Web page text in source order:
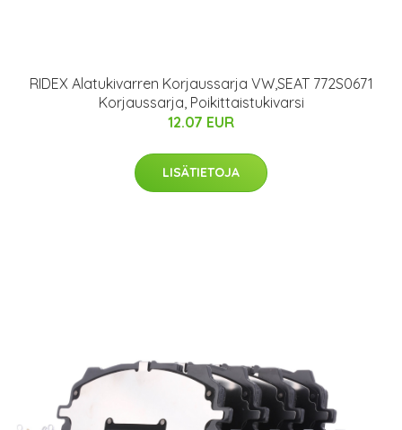
RIDEX Alatukivarren Korjaussarja VW,SEAT 772S0671
Korjaussarja, Poikittaistukivarsi
12.07 EUR
LISÄTIETOJA